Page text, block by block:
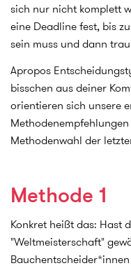
sich nur nicht komplett
eine Deadline fest, bis
sein muss und dann
Apropos
bisschen aus deiner
orientieren sich unsere
Methodenwahl der
Methode 1
Konkret heißt das: Hast
"Weltmeisterschaft"